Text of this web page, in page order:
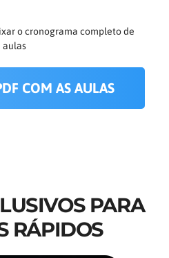
o cronograma completo de
aulas
COM AS AULAS
PARA
RÁPIDOS